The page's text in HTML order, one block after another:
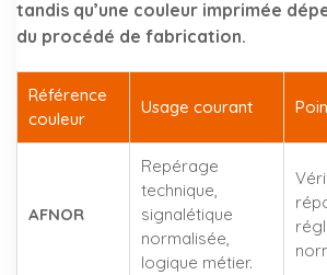
tandis qu’une couleur imprimée
du procédé de fabrication.
Référence
couleur
Usage courant
AFNOR
Repérage
technique,
signalétique
normalisée,
logique métier.